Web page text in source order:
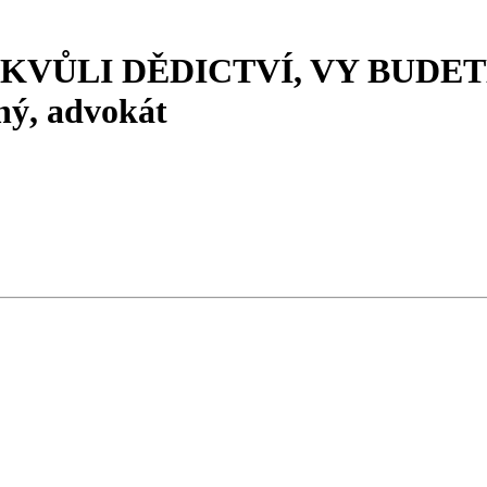
DĚDICTVÍ, VY
advokát